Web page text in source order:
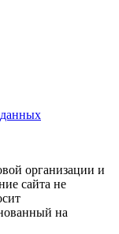
организации и
сайта не
на